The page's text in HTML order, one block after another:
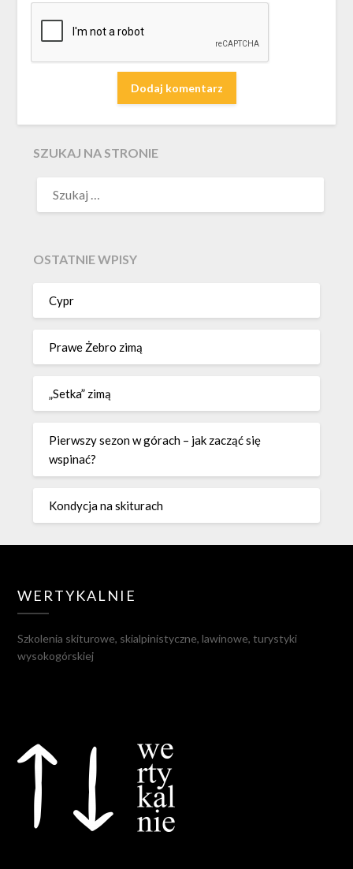
SZUKAJ NA STRONIE
OSTATNIE WPISY
Cypr
Prawe Żebro zimą
„Setka” zimą
Pierwszy sezon w górach – jak zacząć się
wspinać?
Kondycja na skiturach
WERTYKALNIE
Szkolenia skiturowe, skialpinistyczne, lawinowe, turystyki
wysokogórskiej